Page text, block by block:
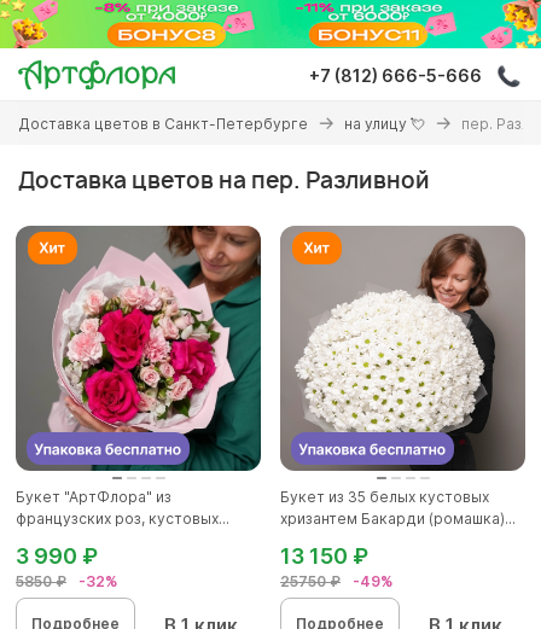
Перейти
основному
содержанию
+7 (812) 666-5-666
Вы
здесь
Доставка цветов в Санкт-Петербурге на улицу 💘 пер.
Доставка цветов на пер. Разливной
Букет "АртФлора" из
французских роз, кустовых...
5850 ₽ -32%
3 990 ₽
Подробнее
Букет из 35 белых кустовых
хризантем Бакарди (ромашка)...
25750 ₽ -49%
13 150 ₽
Подробнее